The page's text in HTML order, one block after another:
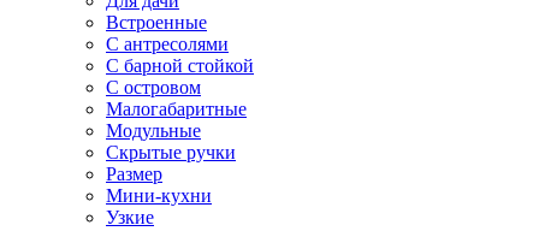
Встроенные
С антресолями
С барной стойкой
С островом
Малогабаритные
Модульные
Скрытые ручки
Размер
Мини-кухни
Узкие